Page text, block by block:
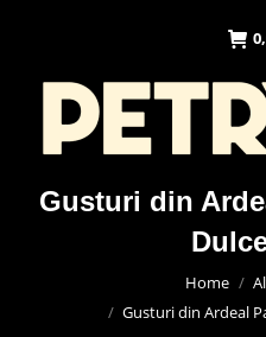
Gusturi din
Home
Gusturi din Ardeal